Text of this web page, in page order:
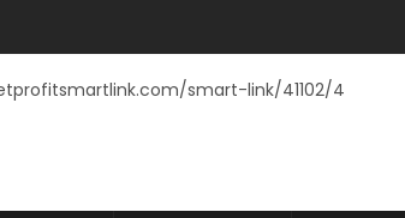
smart-link/41102/4